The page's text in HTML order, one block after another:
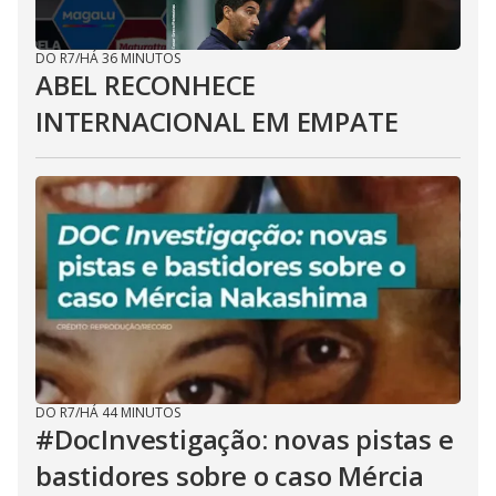
DO R7/HÁ 36 MINUTOS
ABEL RECONHECE
INTERNACIONAL EM EMPATE
DO R7/HÁ 44 MINUTOS
#DocInvestigação: novas pistas e
bastidores sobre o caso Mércia